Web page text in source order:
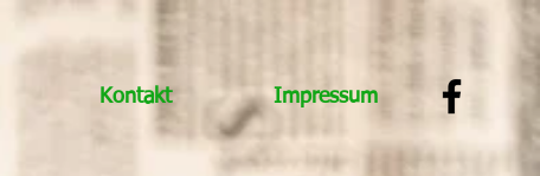
Kontakt Impressum